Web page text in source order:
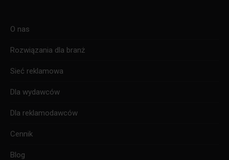
in
O nas
Rozwiązania dla branż
Sieć reklamowa
Dla wydawców
Dla reklamodawców
Cennik
Blog